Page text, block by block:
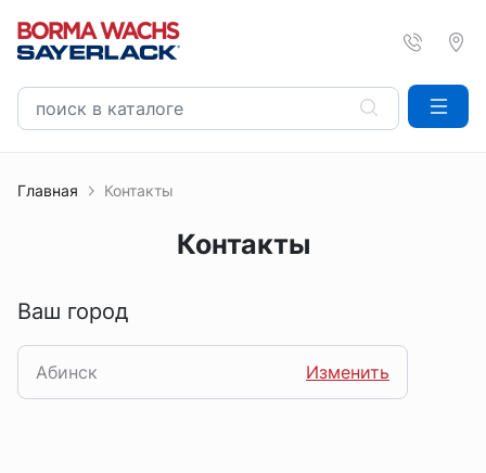
Главная Контакты
Контакты
Ваш город
Абинск Изменить